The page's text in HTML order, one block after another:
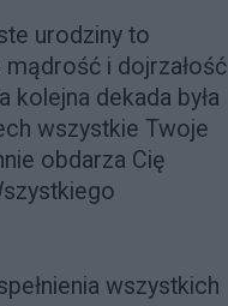
urodziny to
i dojrzałość
kolejna dekada była
wszystkie Twoje
obdarza Cię
wszystkich